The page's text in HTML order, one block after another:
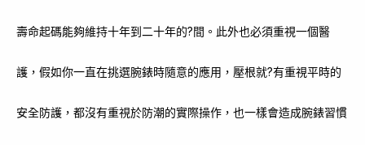
壽命起碼能夠維持十年到二十年的?間。此外也必須重視一個醫
護，假如你一直在挑選腕錶時隨意的應用，壓根就?有重視平時的
安全防護，都沒有重視於防潮的實際操作，也一樣會造成腕錶習慣